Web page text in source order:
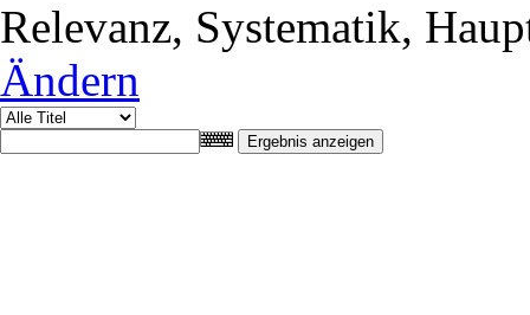
Relevanz, Systematik,
Ändern